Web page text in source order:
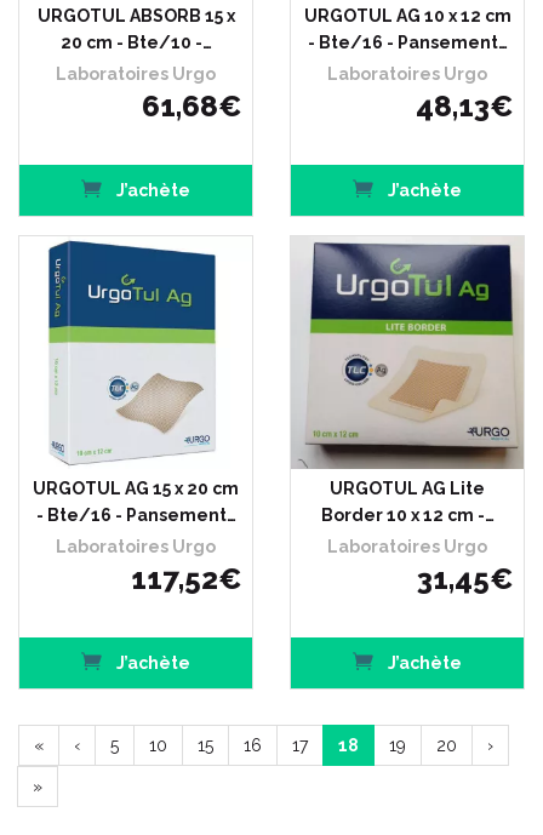
URGOTUL ABSORB 15 x
20 cm - Bte/10 -…
Laboratoires Urgo
61,68€
J’achète
URGOTUL AG 10 x 12 cm
- Bte/16 - Pansement…
Laboratoires Urgo
48,13€
J’achète
URGOTUL AG 15 x 20 cm
- Bte/16 - Pansement…
Laboratoires Urgo
117,52€
J’achète
URGOTUL AG Lite
Border 10 x 12 cm -…
Laboratoires Urgo
31,45€
J’achète
« ‹ 5 10 15 16 17 18 19 20 ›
»